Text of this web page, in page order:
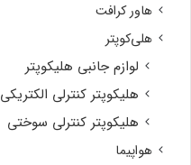
هاور کرافت
هلی‌کوپتر
لوازم جانبی هلیکوپتر
هلیکوپتر کنترلی الکتریکی
هلیکوپتر کنترلی سوختی
هواپیما